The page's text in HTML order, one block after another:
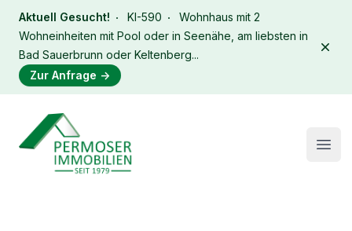
Aktuell Gesucht! KI-590
Wohnhaus mit 2
Wohneinheiten mit Pool oder in Seenähe, am liebsten in
Bad Sauerbrunn oder Keltenberg...
Zur Anfrage →
Immobilien Permoser Logo